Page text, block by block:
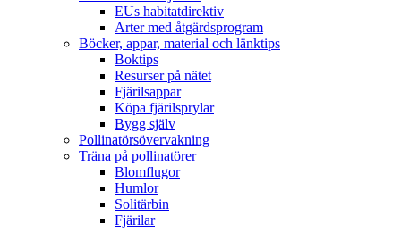
EUs habitatdirektiv
Arter med åtgärdsprogram
Böcker, appar, material och länktips
Boktips
Resurser på nätet
Fjärilsappar
Köpa fjärilsprylar
Bygg själv
Pollinatörsövervakning
Träna på pollinatörer
Blomflugor
Humlor
Solitärbin
Fjärilar